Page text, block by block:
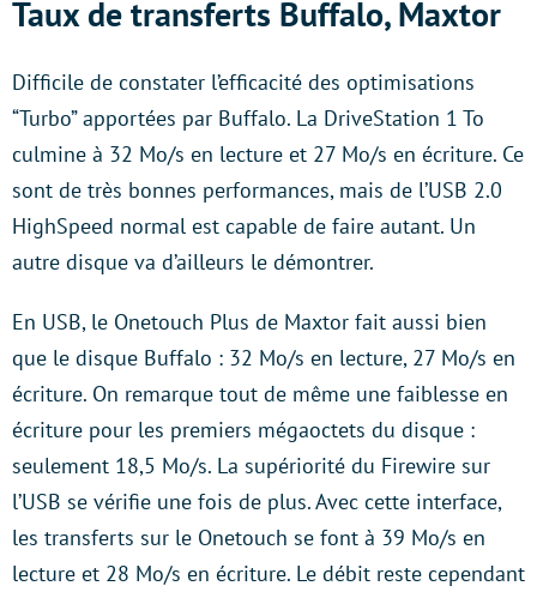
Taux de transferts Buffalo, Maxtor
Difficile de constater l’efficacité des optimisations
“Turbo” apportées par Buffalo. La DriveStation 1 To
culmine à 32 Mo/s en lecture et 27 Mo/s en écriture. Ce
sont de très bonnes performances, mais de l’USB 2.0
HighSpeed normal est capable de faire autant. Un
autre disque va d’ailleurs le démontrer.
En USB, le Onetouch Plus de Maxtor fait aussi bien
que le disque Buffalo : 32 Mo/s en lecture, 27 Mo/s en
écriture. On remarque tout de même une faiblesse en
écriture pour les premiers mégaoctets du disque :
seulement 18,5 Mo/s. La supériorité du Firewire sur
l’USB se vérifie une fois de plus. Avec cette interface,
les transferts sur le Onetouch se font à 39 Mo/s en
lecture et 28 Mo/s en écriture. Le débit reste cependant